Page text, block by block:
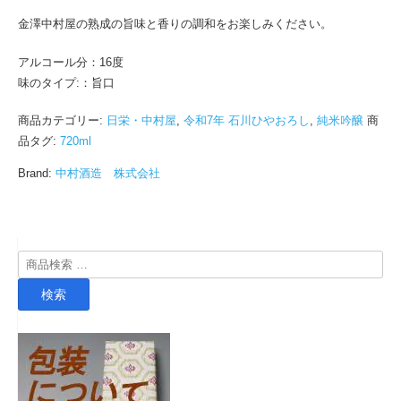
(2026.8)
金澤中村屋の熟成の旨味と香りの調和をお楽しみください。
アルコール分：16度
味のタイプ:：旨口
商品カテゴリー: 日栄・中村屋, 令和7年 石川ひやおろし , 純米吟醸 商
品タグ: 720ml
Brand: 中村酒造 株式会社
検
索
検索